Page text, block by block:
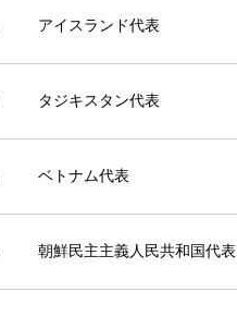
アイスランド代表
タジキスタン代表
ベトナム代表
朝鮮民主主義人民共和国代表